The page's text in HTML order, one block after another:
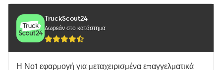
TruckScout24
Δωρεάν στο κατάστημα
Η Νο1 εφαρμογή για μεταχειρισμένα επαγγελματικά